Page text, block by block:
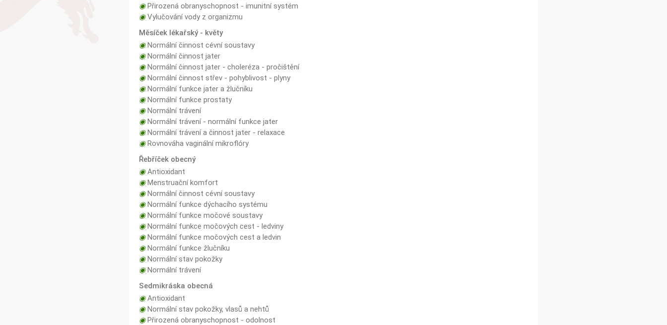
◉Přirozená obranyschopnost - imunitní systém
◉Vylučování vody z organizmu
Měsíček lékařský - květy
◉Normální činnost cévní soustavy
◉Normální činnost jater
◉Normální činnost jater - choleréza - pročištění
◉Normální činnost střev - pohyblivost - plyny
◉Normální funkce jater a žlučníku
◉Normální funkce prostaty
◉Normální trávení
◉Normální trávení - normální funkce jater
◉Normální trávení a činnost jater - relaxace
◉Rovnováha vaginální mikroflóry
Řebříček obecný
◉Antioxidant
◉Menstruační komfort
◉Normální činnost cévní soustavy
◉Normální funkce dýchacího systému
◉Normální funkce močové soustavy
◉Normální funkce močových cest - ledviny
◉Normální funkce močových cest a ledvin
◉Normální funkce žlučníku
◉Normální stav pokožky
◉Normální trávení
Sedmikráska obecná
◉Antioxidant
◉Normální stav pokožky, vlasů a nehtů
◉Přirozená obranyschopnost - odolnost